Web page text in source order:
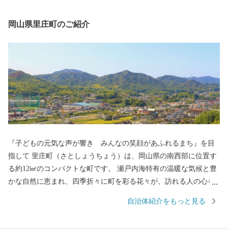
岡山県里庄町のご紹介
『子どもの元気な声が響き みんなの笑顔があふれるまち』を目
指して 里庄町（さとしょうちょう）は、岡山県の南西部に位置す
る約12㎢のコンパクトな町です。 瀬戸内海特有の温暖な気候と豊
かな自然に恵まれ、四季折々に町を彩る花々が、訪れる人の心を
町内には図書館や文化ホールといった県下でも有数の施設が整っ
自治体紹介をもっと見る